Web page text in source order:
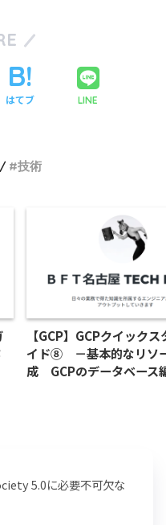
はてブ LINE
技術
【GCP】GCPクイック
イド⑧ －基本的なリソ
成 GCPのデータベー
5.0に必要不可欠な